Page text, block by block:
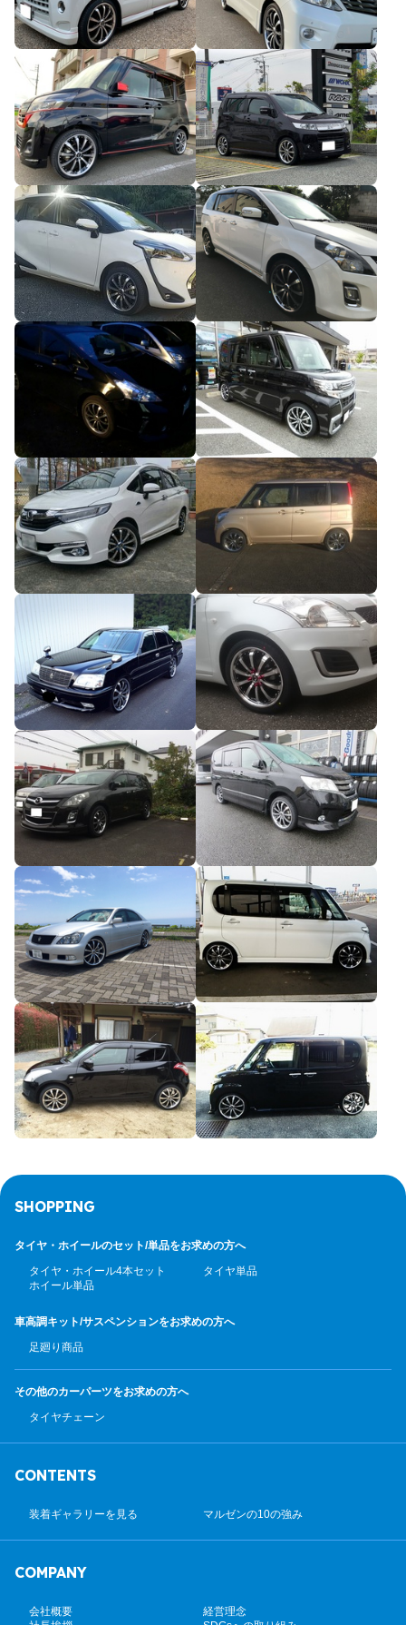
SHOPPING
タイヤ・ホイールのセット/単品をお求めの方へ
タイヤ・ホイール4本セット
タイヤ単品
ホイール単品
車高調キット/サスペンションをお求めの方へ
足廻り商品
その他のカーパーツをお求めの方へ
タイヤチェーン
CONTENTS
装着ギャラリーを見る マルゼンの10の強み
COMPANY
会社概要
経営理念